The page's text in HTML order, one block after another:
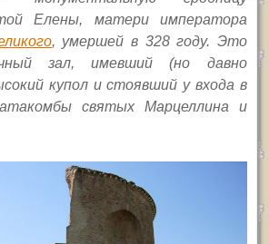
Елены, матери императора
, умершей в 328 году. Это
зал, имевший (но давно
купол и стоявший у входа в
святых Марцеллина и